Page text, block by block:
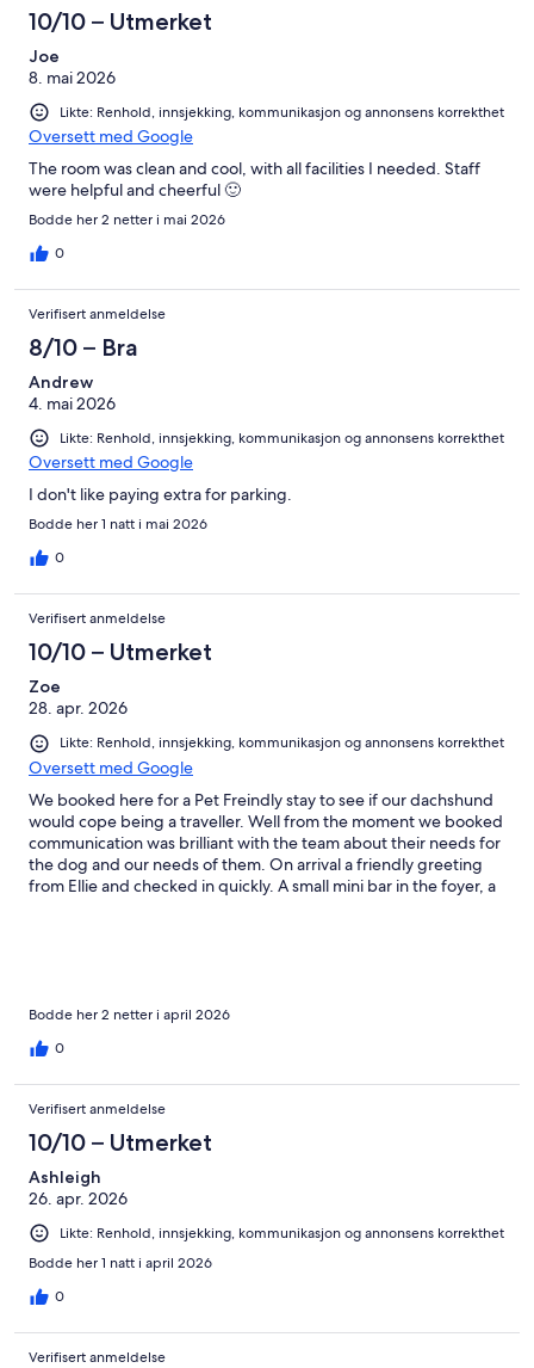
10/10 – Utmerket
Joe
8. mai 2026
Likte: Renhold, innsjekking, kommunikasjon og annonsens korrekthet
Oversett med Google
The room was clean and cool, with all facilities I needed. Staff
were helpful and cheerful 🙂
Bodde her 2 netter i mai 2026
0
Verifisert anmeldelse
8/10 – Bra
Andrew
4. mai 2026
Likte: Renhold, innsjekking, kommunikasjon og annonsens korrekthet
Oversett med Google
I don't like paying extra for parking.
Bodde her 1 natt i mai 2026
0
Verifisert anmeldelse
10/10 – Utmerket
Zoe
28. apr. 2026
Likte: Renhold, innsjekking, kommunikasjon og annonsens korrekthet
Oversett med Google
We booked here for a Pet Freindly stay to see if our dachshund
would cope being a traveller. Well from the moment we booked
communication was brilliant with the team about their needs for
the dog and our needs of them. On arrival a friendly greeting
from Ellie and checked in quickly. A small mini bar in the foyer, a
happy and smiling and very efficient right down to text
messaging to get information to guests each day. The room
itself being well thought out with everything you could need.
a travel agent it has ticked all boxes for an apartment block.
Bodde her 2 netter i april 2026
0
Verifisert anmeldelse
10/10 – Utmerket
Ashleigh
26. apr. 2026
Likte: Renhold, innsjekking, kommunikasjon og annonsens korrekthet
Bodde her 1 natt i april 2026
0
Verifisert anmeldelse